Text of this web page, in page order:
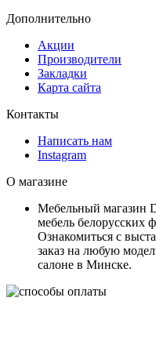
Дополнительно
Акции
Производители
Закладки
Карта сайта
Контакты
Написать нам
Instagram
О магазине
Мебельный магазин
мебель белорусских
Ознакомиться с
заказ на любую
салоне в Минске.